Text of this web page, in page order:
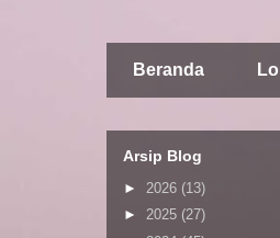
Beranda
Arsip Blog
► 2026 (13)
► 2025 (27)